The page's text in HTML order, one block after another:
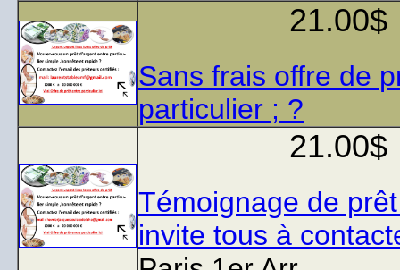
21.00$
Sans frais offre de
particulier ; ?
21.00$
Témoignage de
invite tous à